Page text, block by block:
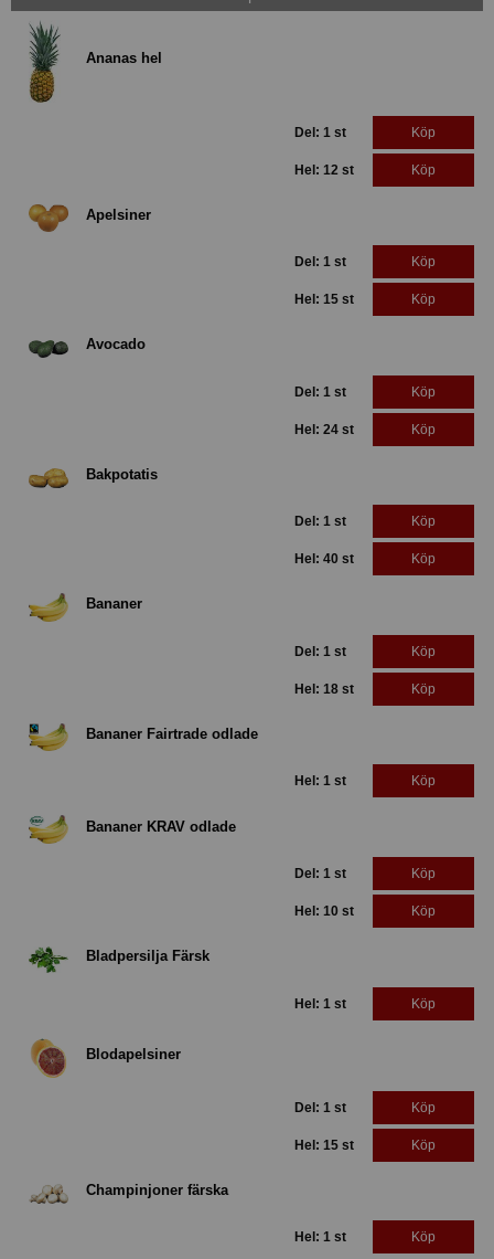
Ananas hel
Del: 1 st Köp
Hel: 12 st Köp
Apelsiner
Del: 1 st Köp
Hel: 15 st Köp
Avocado
Del: 1 st Köp
Hel: 24 st Köp
Bakpotatis
Del: 1 st Köp
Hel: 40 st Köp
Bananer
Del: 1 st Köp
Hel: 18 st Köp
Bananer Fairtrade odlade
Hel: 1 st Köp
Bananer KRAV odlade
Del: 1 st Köp
Hel: 10 st Köp
Bladpersilja Färsk
Hel: 1 st Köp
Blodapelsiner
Del: 1 st Köp
Hel: 15 st Köp
Champinjoner färska
Hel: 1 st Köp